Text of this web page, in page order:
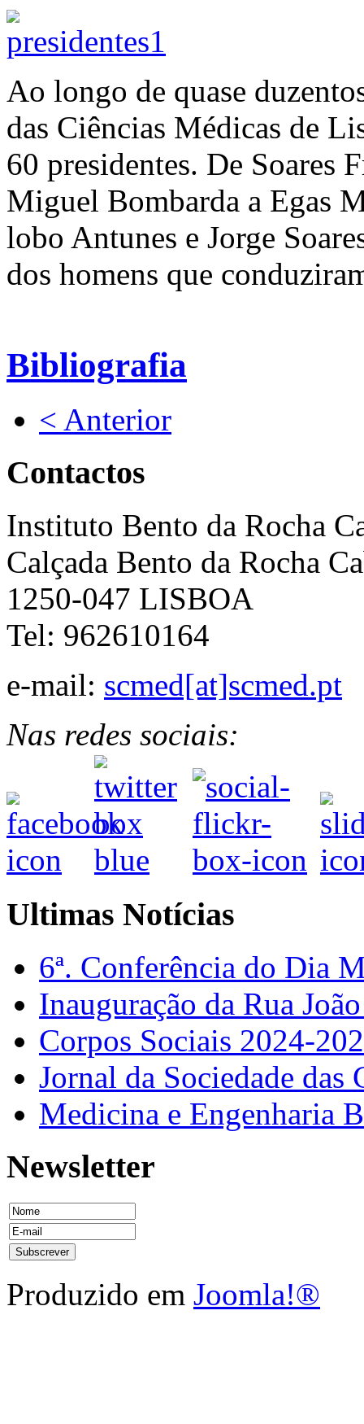
Ao longo de quase
das Ciências Médicas de
60 presidentes. De Soares
Miguel Bombarda a Egas
lobo Antunes e Jorge
dos homens que
Bibliografia
< Anterior
Contactos
Instituto Bento da Rocha
Calçada Bento da Rocha
1250-047 LISBOA
Tel: 962610164
e-mail: scmed[at]scmed.pt
Nas redes sociais:
Ultimas Notícias
6ª. Conferência do Dia
Inauguração da Rua
Corpos Sociais 2024-
Jornal da Sociedade
Medicina e Engenharia
Newsletter
Produzido em Joomla!®